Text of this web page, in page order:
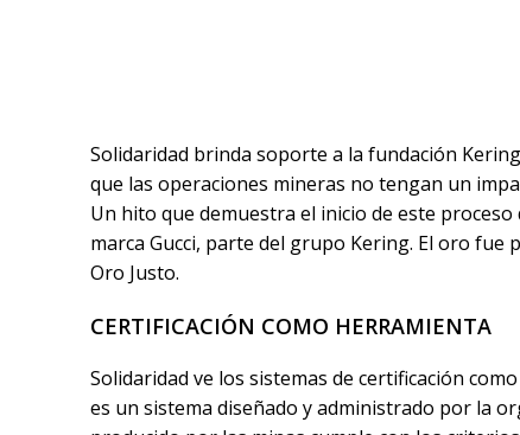
Solidaridad brinda soporte a la fundación
que las operaciones mineras no tengan un
Un hito que demuestra el inicio de este
marca Gucci, parte del grupo Kering. El oro fue
Oro Justo.
CERTIFICACIÓN COMO HERRAMIENTA
Solidaridad ve los sistemas de certificación
es un sistema diseñado y administrado por la